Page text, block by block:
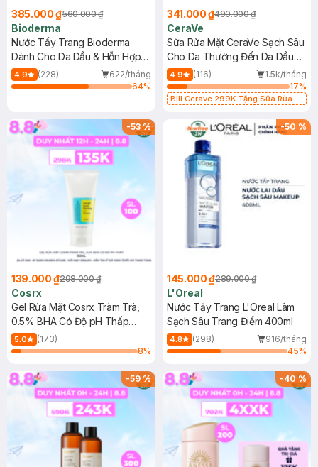
385.000 ₫560.000 ₫
Bioderma
Nước Tẩy Trang Bioderma
Dành Cho Da Dầu & Hỗn Hợp
500ml
4.9 (228)
622/tháng
64%
341.000 ₫490.000 ₫
CeraVe
Sữa Rửa Mặt CeraVe Sạch Sâu
Cho Da Thường Đến Da Dầu
473ml
4.9 (116)
1.5k/tháng
17%
Bill Cerave 299K Tặng Sữa Rửa
-53%
139.000 ₫298.000 ₫
Cosrx
Gel Rửa Mặt Cosrx Tràm Trà,
0.5% BHA Có Độ pH Thấp
150ml
5.0
(173)
8%
-50 %
145.000 ₫289.000 ₫
L'Oreal
Nước Tẩy Trang L'Oreal Làm
Sạch Sâu Trang Điểm 400ml
4.8 (298)
916/tháng
45%
-59% -40%